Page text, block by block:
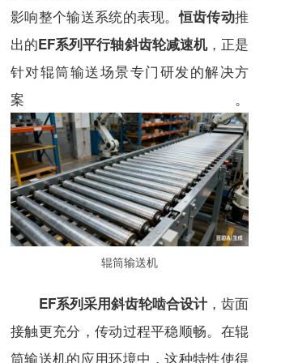
影响整个输送系统的表现。恒齿传动推
出的EF系列平行轴斜齿轮减速机，正是
针对辊筒输送场景专门研发的解决方
案。
辊筒输送机
EF系列采用斜齿轮啮合设计，齿面
接触更充分，传动过程平稳顺畅。在辊
筒输送机的应用环境中，这种特性使得